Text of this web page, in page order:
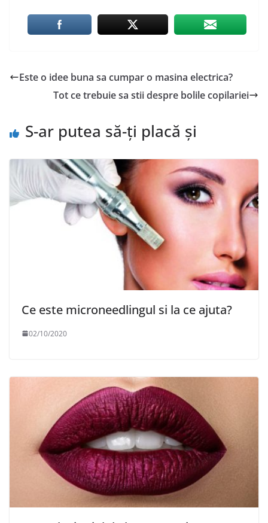
Este o idee buna sa cumpar o masina electrica?
Tot ce trebuie sa stii despre bolile copilariei
S-ar putea să-ți placă și
Ce este microneedlingul si la ce ajuta?
02/10/2020